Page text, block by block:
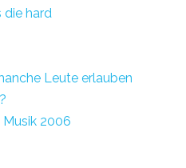
die hard
Leute erlauben
2006